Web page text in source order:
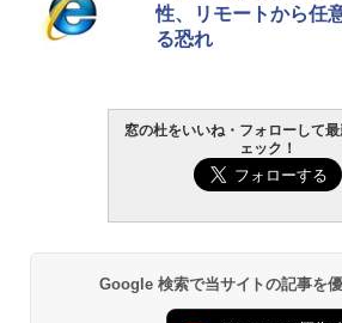
性、リモートから任
る恐れ
窓の杜をいいね・フォローして
ェック！
Google 検索で当サイトの記事を